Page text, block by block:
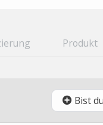
Produkt
Bist